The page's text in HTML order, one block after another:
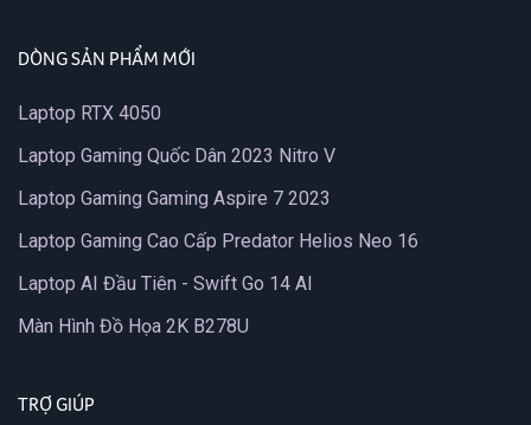
DÒNG SẢN PHẨM MỚI
Laptop RTX 4050
Laptop Gaming Quốc Dân 2023 Nitro V
Laptop Gaming Gaming Aspire 7 2023
Laptop Gaming Cao Cấp Predator Helios Neo 16
Laptop AI Đầu Tiên - Swift Go 14 AI
Màn Hình Đồ Họa 2K B278U
TRỢ GIÚP